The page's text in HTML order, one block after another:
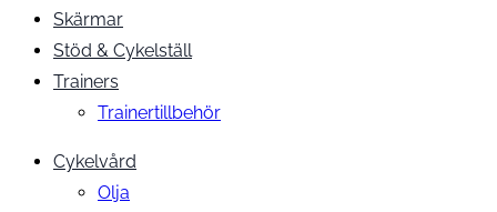
Skärmar
Stöd & Cykelställ
Trainers
Trainertillbehör
Cykelvård
Olja